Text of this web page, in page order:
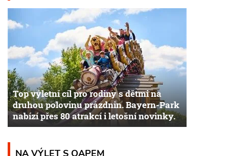
Top výletní cíl pro rodiny s dětmi na
druhou polovinu prázdnin. Bayern-Park
nabízí přes 80 atrakcí i letošní novinky.
NA VÝLET S QAPEM